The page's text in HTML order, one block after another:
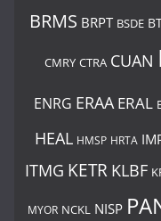
BRMS BRPT BSDE
CMRY CTRA CUAN
ENRG ERAA ERAL
HEAL HMSP HRTA
ITMG KETR KLBF
MYOR NCKL NISP